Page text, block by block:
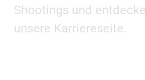
Shootings und
unsere Karriereseite.